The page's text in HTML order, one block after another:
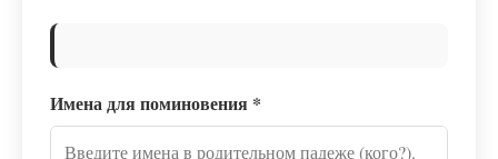
Имена для поминовения *